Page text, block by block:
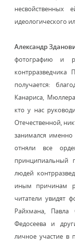
идеологического
Александр
фотографию и
контрразведчика
получается:
Канариса,
кто у нас
Отечественной,
занимался именно
отняли все
принципиальный
людей
иным причинам
читатели увидят
Райхмана, Павла
Федосеева и
личное участие в